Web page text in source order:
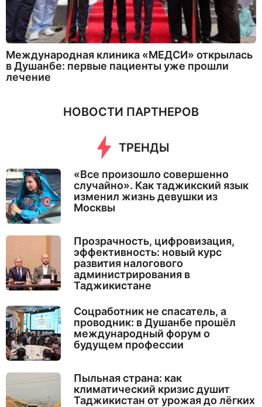
Международная клиника «МЕДСИ» открылась
в Душанбе: первые пациенты уже прошли
лечение
НОВОСТИ ПАРТНЕРОВ
ТРЕНДЫ
«Все произошло совершенно
случайно». Как таджикский язык
изменил жизнь девушки из
Москвы
Прозрачность, цифровизация,
эффективность: новый курс
развития налогового
администрирования в
Таджикистане
Соцработник не спасатель, а
проводник: в Душанбе прошёл
международный форум о
будущем профессии
Пыльная страна: как
климатический кризис душит
Таджикистан от урожая до лёгких